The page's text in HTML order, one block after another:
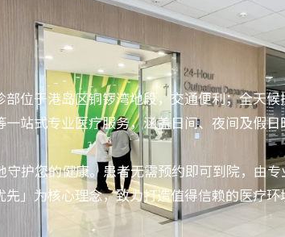
位于港岛区铜锣湾地段，交通便利；全天候
站式专业医疗服务，涵盖日间、夜间及假日
守护您的健康。患者无需预约即可到院，由
」为核心理念，致力打造值得信赖的医疗环